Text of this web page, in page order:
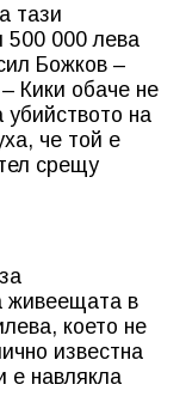
тази
500 000 лева
Божков –
Кики обаче не
на
че той е
срещу
живеещата в
което не
известна
е навлякла